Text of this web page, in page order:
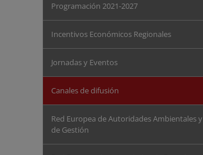
Programación 2021-2027
Incentivos Económicos Regionales
Jornadas y Eventos
Canales de difusión
Red Europea de Autoridades Ambientales y
de Gestión